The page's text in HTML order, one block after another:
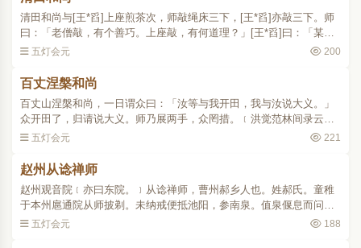
清田和尚与[王*舀]上座煎茶次，师敲绳床三下，[王*舀]亦敲三下。师
曰：「老僧敲，有个善巧。上座敲，有何道理？」[王*舀]曰：「某甲
敲，有个方便。和尚敲作么生？」师举起盏子，[王*舀]曰：「善知识
五灯会元 200
百丈涅槃和尚
百丈山涅槃和尚，一日谓众曰：「汝等与我开田，我与汝说大义。」
众开田了，归请说大义。师乃展两手，众罔措。﹝洪觉范林间录云：
「百丈第二代法正禅师，大智之高弟。其先尝诵涅槃经，不言姓名、
五灯会元 221
赵州从谂禅师
赵州观音院﹝亦曰东院。﹞从谂禅师，曹州郝乡人也。姓郝氏。童稚
于本州扈通院从师披剃。未纳戒便抵池阳，参南泉。值泉偃息而问
曰：「近离甚处？」师曰：「瑞像。」泉曰：「还见瑞像么？」师
五灯会元 188